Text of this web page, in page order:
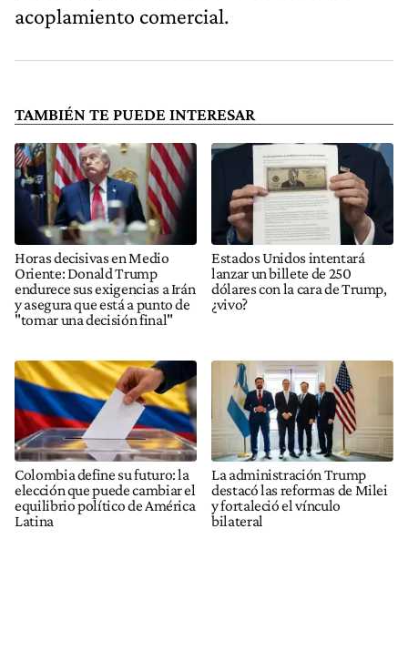
acoplamiento comercial.
TAMBIÉN TE PUEDE INTERESAR
Horas decisivas en Medio
Oriente: Donald Trump
endurece sus exigencias a Irán
y asegura que está a punto de
"tomar una decisión final"
Estados Unidos intentará
lanzar un billete de 250
dólares con la cara de Trump,
¿vivo?
Colombia define su futuro: la
elección que puede cambiar el
equilibrio político de América
Latina
La administración Trump
destacó las reformas de Milei
y fortaleció el vínculo
bilateral